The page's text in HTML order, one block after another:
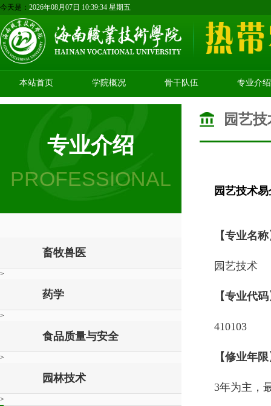
今天是： 2026年08月07日 10:39:34 星期五
本站首页 学院概况 骨干队伍 专业介绍
专业介绍
PROFESSIONAL
畜牧兽医
>
药学
>
食品质量与安全
>
园林技术
>
园艺技
园艺技术
【专业名
园艺技术
【专业代
410103
【修业年
3年为主，